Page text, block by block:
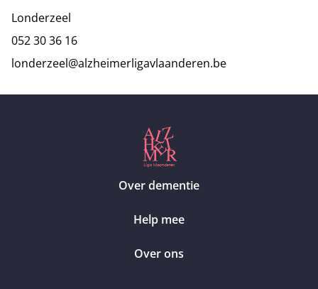
Londerzeel
052 30 36 16
londerzeel@alzheimerligavlaanderen.be
Over dementie
Help mee
Over ons